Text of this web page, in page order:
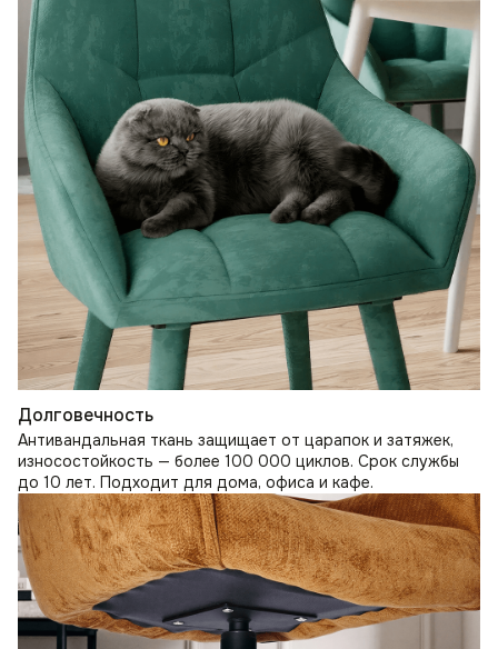
Долговечность
Антивандальная ткань защищает от царапок и затяжек,
износостойкость — более 100 000 циклов. Срок службы
до 10 лет. Подходит для дома, офиса и кафе.